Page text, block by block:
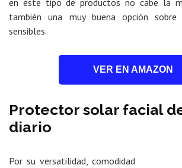
en este tipo de productos no cabe la
también una muy buena opción
sensibles.
VER EN AMAZON
Protector solar facial
diario
Por su versatilidad, comodidad